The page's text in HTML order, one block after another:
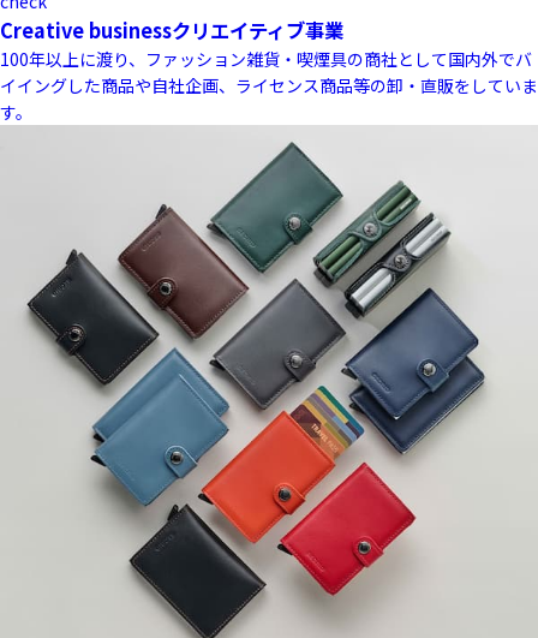
Creative businessクリエイティブ事業
100年以上に渡り、ファッション雑貨・喫煙具の商社として国内外でバ
イイングした商品や自社企画、ライセンス商品等の卸・直販をしていま
す。